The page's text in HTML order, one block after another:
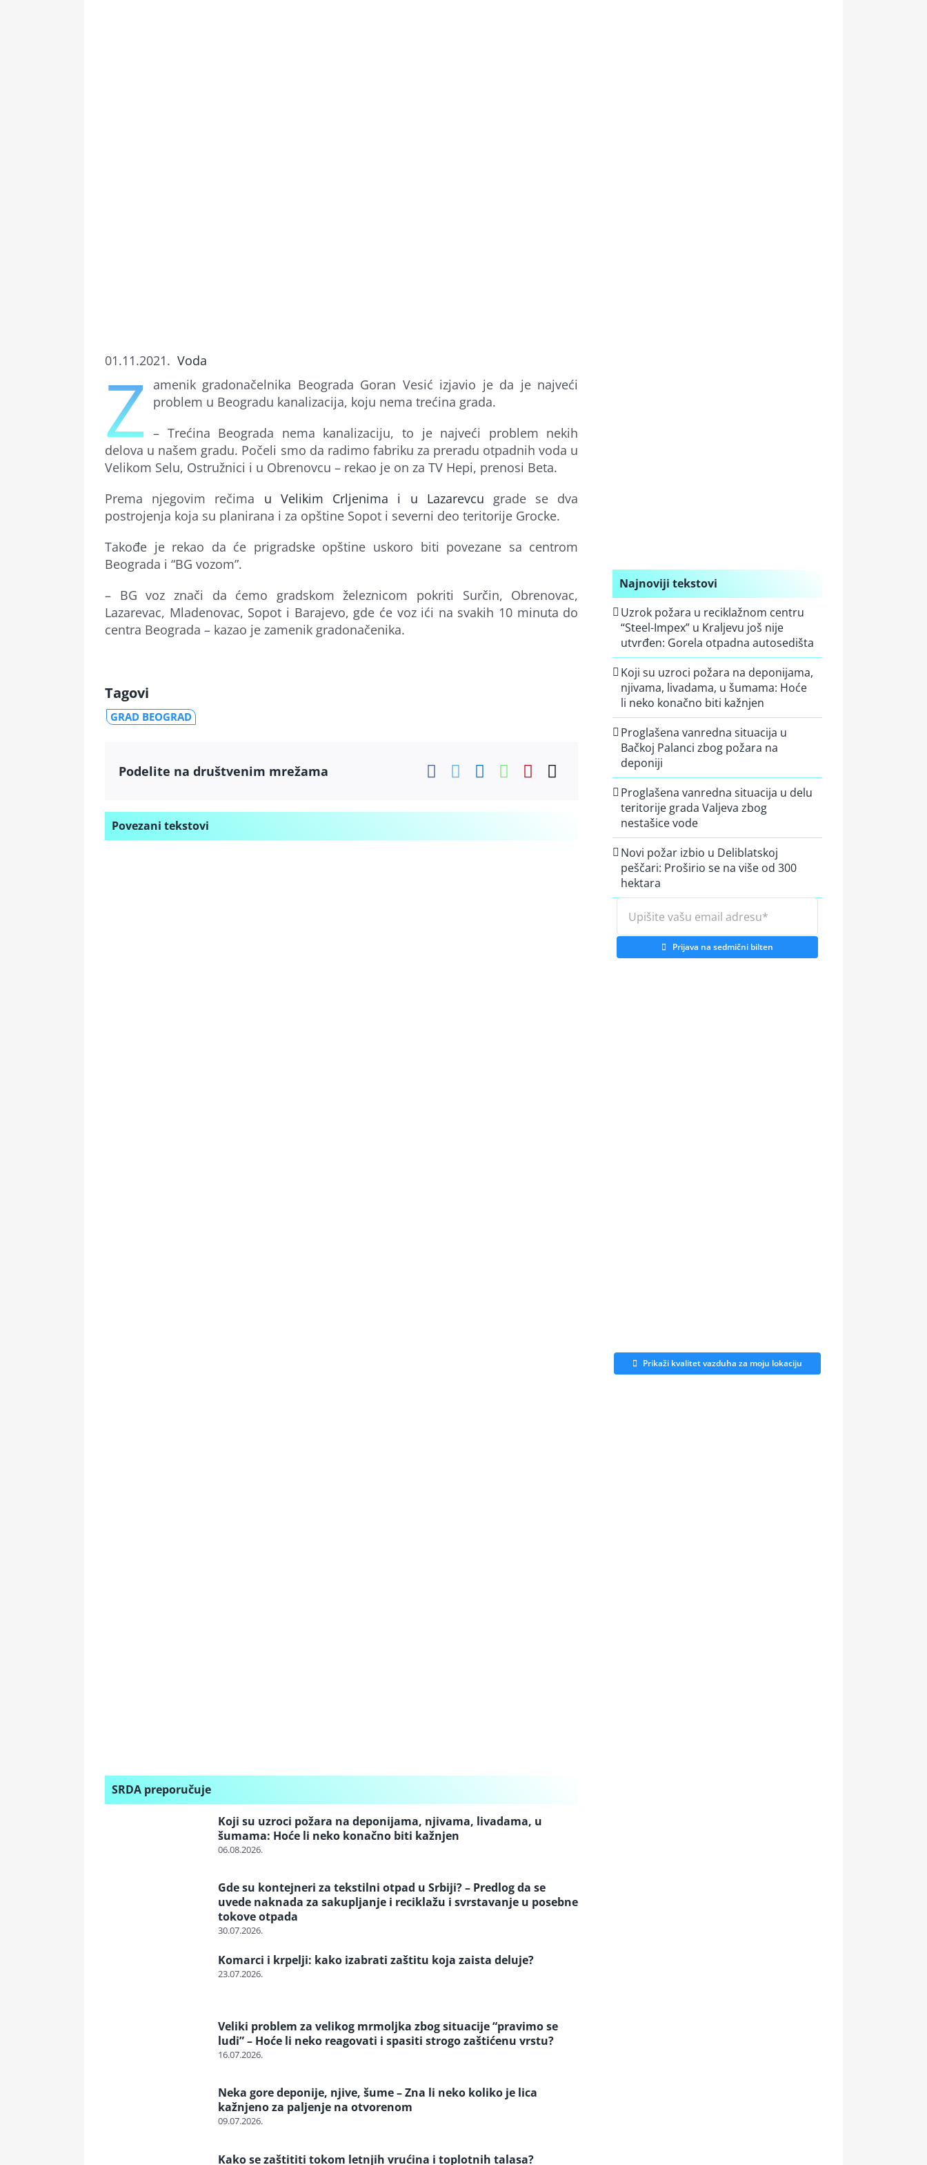
01.11.2021. Voda
Z amenik gradonačelnika Beograda Goran Vesić izjavio je da je najveći
problem u Beogradu kanalizacija, koju nema trećina grada.
– Trećina Beograda nema kanalizaciju, to je najveći problem nekih
delova u našem gradu. Počeli smo da radimo fabriku za preradu otpadnih voda u
Velikom Selu, Ostružnici i u Obrenovcu – rekao je on za TV Hepi, prenosi Beta.
Prema njegovim rečima u Velikim Crljenima i u Lazarevcu grade se dva
postrojenja koja su planirana i za opštine Sopot i severni deo teritorije Grocke.
Takođe je rekao da će prigradske opštine uskoro biti povezane sa centrom
Beograda i “BG vozom”.
– BG voz znači da ćemo gradskom železnicom pokriti Surčin, Obrenovac,
Lazarevac, Mladenovac, Sopot i Barajevo, gde će voz ići na svakih 10 minuta do
centra Beograda – kazao je zamenik gradonačenika.
Tagovi
GRAD BEOGRAD
Podelite na društvenim mrežama
Povezani tekstovi
SRDA preporučuje
Koji su uzroci požara na deponijama, njivama, livadama, u
šumama: Hoće li neko konačno biti kažnjen
06.08.2026.
Gde su kontejneri za tekstilni otpad u Srbiji? – Predlog da se
uvede naknada za sakupljanje i reciklažu i svrstavanje u posebne
tokove otpada
30.07.2026.
Komarci i krpelji: kako izabrati zaštitu koja zaista deluje?
23.07.2026.
Veliki problem za velikog mrmoljka zbog situacije “pravimo se
ludi” – Hoće li neko reagovati i spasiti strogo zaštićenu vrstu?
16.07.2026.
Neka gore deponije, njive, šume – Zna li neko koliko je lica
kažnjeno za paljenje na otvorenom
09.07.2026.
Kako se zaštititi tokom letnjih vrućina i toplotnih talasa?
Najnoviji tekstovi
Uzrok požara u reciklažnom centru
“Steel-Impex” u Kraljevu još nije
utvrđen: Gorela otpadna autosedišta
Koji su uzroci požara na deponijama,
njivama, livadama, u šumama: Hoće
li neko konačno biti kažnjen
Proglašena vanredna situacija u
Bačkoj Palanci zbog požara na
deponiji
Proglašena vanredna situacija u delu
teritorije grada Valjeva zbog
nestašice vode
Novi požar izbio u Deliblatskoj
peščari: Proširio se na više od 300
hektara
Prijava na sedmični bilten
Prikaži kvalitet vazduha za moju lokaciju